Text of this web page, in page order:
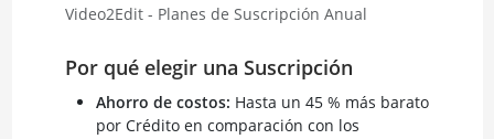
Video2Edit - Planes de Suscripción Anual
Por qué elegir una Suscripción
Ahorro de costos: Hasta un 45 % más barato
por Crédito en comparación con los